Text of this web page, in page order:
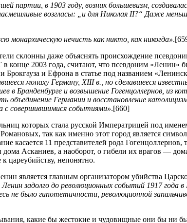
партии, в 1903 году, возник большевизм,
возгласы: „и для Николая II?“ Даже
монархическую нечисть как никто, как никогда»
склонны даже объяснять происхождение
конце 2003 года, считают, что псевдоним «Ленин»
и Ефрона в статье под названием
монаху Герману, XIII в., но сделавшееся
в Бранденбурге и возвышение Гогенцоллернов, из
объединение Германии и восстановление
с совершившимися событиями».[660]
которых стала русской Императрицей под
так как именно этот город является
касается 11 представителей рода Гогенцоллернов,
Асканиев, а наоборот, о гибели их врагов —
цареубийству, непонятно.
является главным организатором убийства
задолго до революционных событий 1917 года в
не было гипотетичности, революционной
какие бы жестокие и чудовищные они бы ни